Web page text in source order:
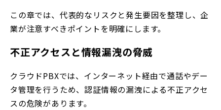
この章では、代表的なリスクと発生要因を整理し、企
業が注意すべきポイントを明確にします。
不正アクセスと情報漏洩の脅威
クラウドPBXでは、インターネット経由で通話やデー
タ管理を行うため、認証情報の漏洩による不正アクセ
スの危険があります。